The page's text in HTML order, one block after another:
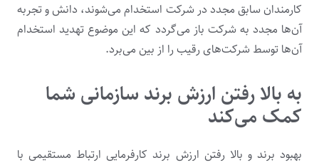
کارمندان سابق مجدد در شرکت استخدام می‌شوند، دانش و تجربه
آن‌ها مجدد به شرکت باز می‌گردد که این موضوع تهدید استخدام
آن‌ها توسط شرکت‌های رقیب را از بین می‌برد.
به بالا رفتن ارزش برند سازمانی شما
کمک می‌کند
بهبود برند و بالا رفتن ارزش برند کارفرمایی ارتباط مستقیمی با